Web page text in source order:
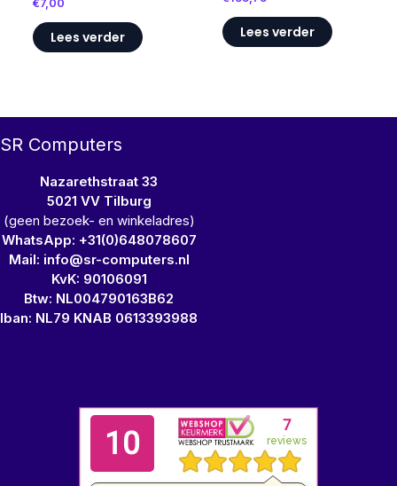
€7,00
Lees verder Lees verder
SR Computers
Nazarethstraat 33
5021 VV Tilburg
(geen bezoek- en winkeladres)
WhatsApp: +31(0)648078607
Mail: info@sr-computers.nl
KvK: 90106091
Btw: NL004790163B62
Iban: NL79 KNAB 0613393988